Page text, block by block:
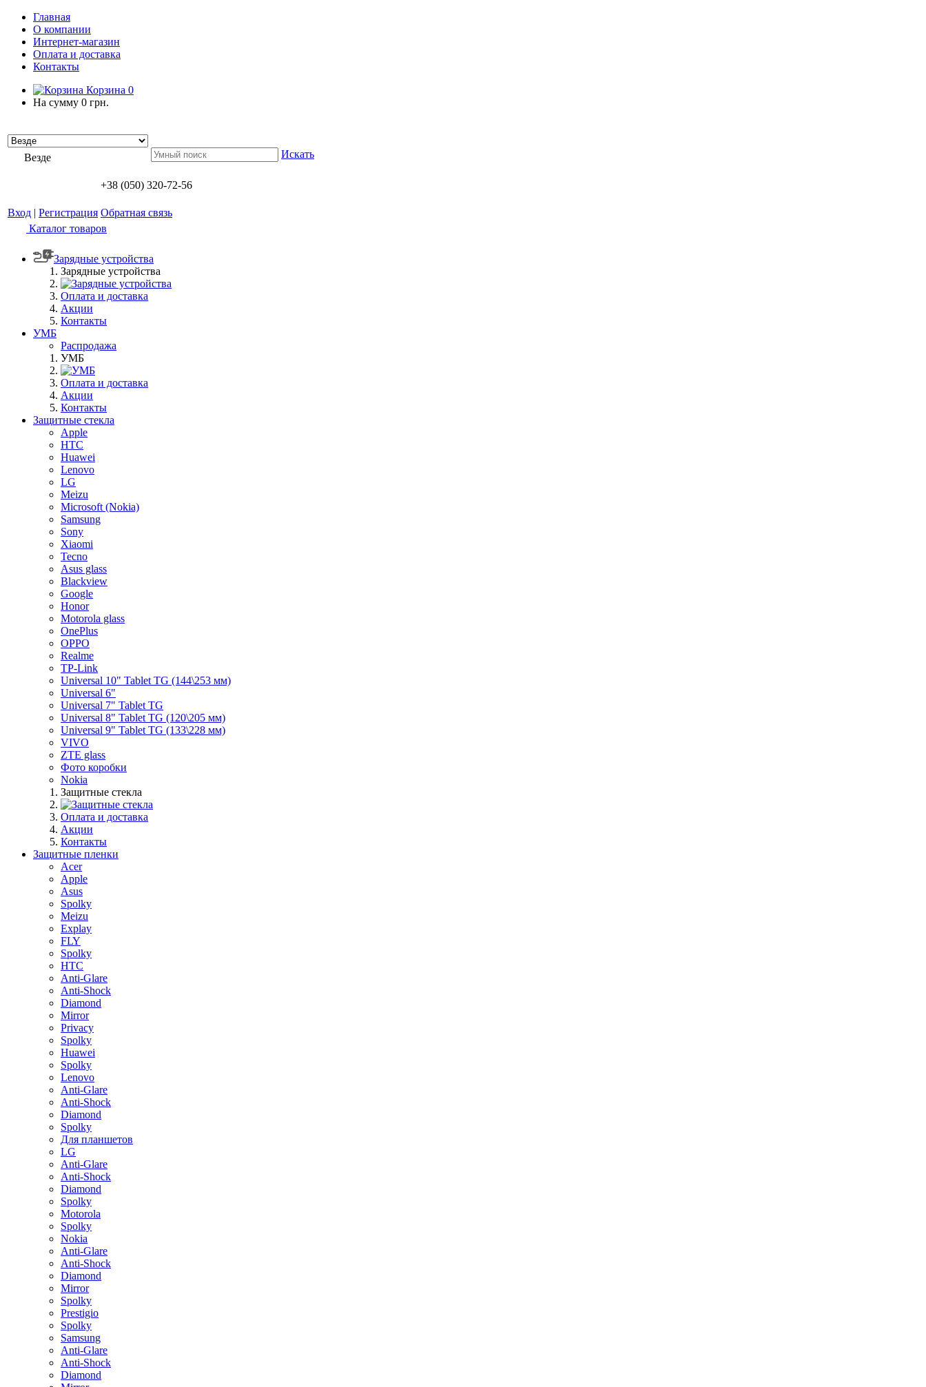
Главная
О компании
Интернет-магазин
Оплата и доставка
Контакты
Корзина 0
На сумму 0 грн.
Везде Искать
+38 (050) 320-72-56
Вход | Регистрация Обратная связь
Каталог товаров
Зарядные устройства
Зарядные устройства
Оплата и доставка
Акции
Контакты
УМБ
Распродажа
УМБ
Оплата и доставка
Акции
Контакты
Защитные стекла
Apple
HTC
Huawei
Lenovo
LG
Meizu
Microsoft (Nokia)
Samsung
Sony
Xiaomi
Tecno
Asus glass
Blackview
Google
Honor
Motorola glass
OnePlus
OPPO
Realme
TP-Link
Universal 10" Tablet TG (144\253 мм)
Universal 6"
Universal 7" Tablet TG
Universal 8" Tablet TG (120\205 мм)
Universal 9" Tablet TG (133\228 мм)
VIVO
ZTE glass
Фото коробки
Nokia
Защитные стекла
Оплата и доставка
Акции
Контакты
Защитные пленки
Acer
Apple
Asus
Spolky
Meizu
Explay
FLY
Spolky
HTC
Anti-Glare
Anti-Shock
Diamond
Mirror
Privacy
Spolky
Huawei
Spolky
Lenovo
Anti-Glare
Anti-Shock
Diamond
Spolky
Для планшетов
LG
Anti-Glare
Anti-Shock
Diamond
Spolky
Motorola
Spolky
Nokia
Anti-Glare
Anti-Shock
Diamond
Mirror
Spolky
Prestigio
Spolky
Samsung
Anti-Glare
Anti-Shock
Diamond